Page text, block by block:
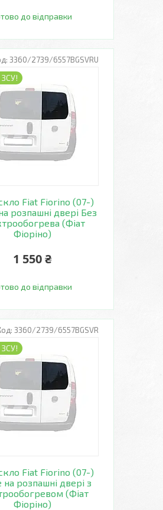
до відправки
3360/2739/6557BGSVRU
Fiat Fiorino (07-)
розпашні двері Без
(Фіат
Фіоріно)
1 550 ₴
до відправки
3360/2739/6557BGSVR
Fiat Fiorino (07-)
розпашні двері з
(Фіат
Фіоріно)